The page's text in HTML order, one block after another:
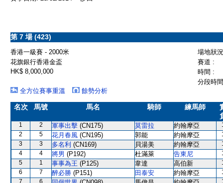
第 7 場 (423)
香港一級賽 - 2000米
場地狀
花旗銀行香港金盃
賽道 :
HK$ 8,000,000
時間 :
分段時
全方位賽事重溫
餘勢分析
名次 馬號 馬名 騎師 練馬師
1 2 軍事出擊 (CN175) 莫雷拉 約翰摩亞
2
5 花月春風 (CN195) 郭能 約翰摩亞
3
3 多名利 (CN169) 貝湯美 約翰摩亞
4
4 將男 (P192) 杜滿萊 告東尼
5
1 事事為王 (P125) 韋達 高伯新
6
7 醉必勝 (P151) 田泰安 約翰摩亞
7
6